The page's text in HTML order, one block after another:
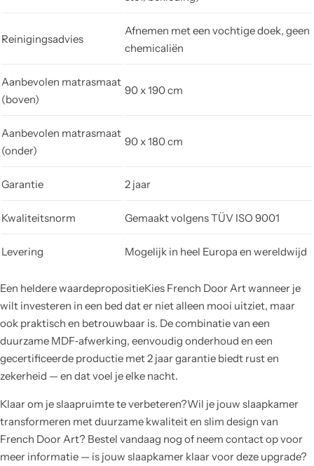
Reinigingsadvies
Afnemen met een vochtige doek, geen
chemicaliën
Aanbevolen matrasmaat
(boven)
90 x 190 cm
Aanbevolen matrasmaat
(onder)
90 x 180 cm
Garantie 2 jaar
Kwaliteitsnorm Gemaakt volgens TÜV ISO 9001
Levering Mogelijk in heel Europa en wereldwijd
Een heldere waardepropositieKies French Door Art wanneer je
wilt investeren in een bed dat er niet alleen mooi uitziet, maar
ook praktisch en betrouwbaar is. De combinatie van een
duurzame MDF‑afwerking, eenvoudig onderhoud en een
gecertificeerde productie met 2 jaar garantie biedt rust en
zekerheid — en dat voel je elke nacht.
Klaar om je slaapruimte te verbeteren?Wil je jouw slaapkamer
transformeren met duurzame kwaliteit en slim design van
French Door Art? Bestel vandaag nog of neem contact op voor
meer informatie — is jouw slaapkamer klaar voor deze upgrade?